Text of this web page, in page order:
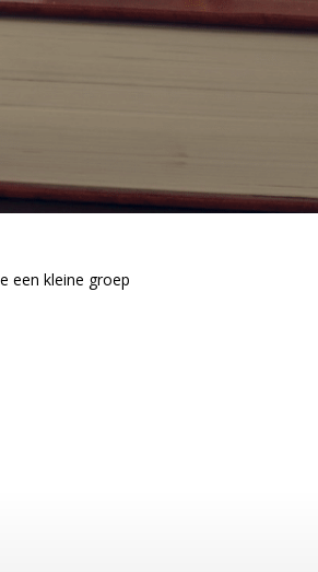
een kleine groep